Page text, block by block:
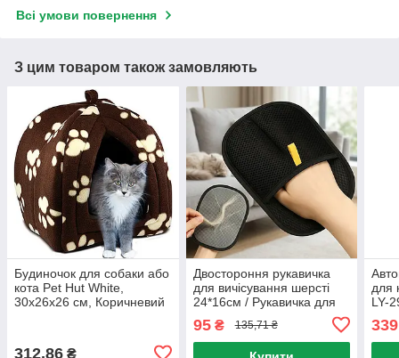
Всі умови повернення
З цим товаром також замовляють
Будиночок для собаки або
кота Pet Hut White,
30х26х26 см, Коричневий
312,86 ₴
Двостороння рукавичка
для вичісування шерсті
24*16см / Рукавичка для
Рукавичка для видалення
шерсті
95₴ 135,71 ₴
для
LY-